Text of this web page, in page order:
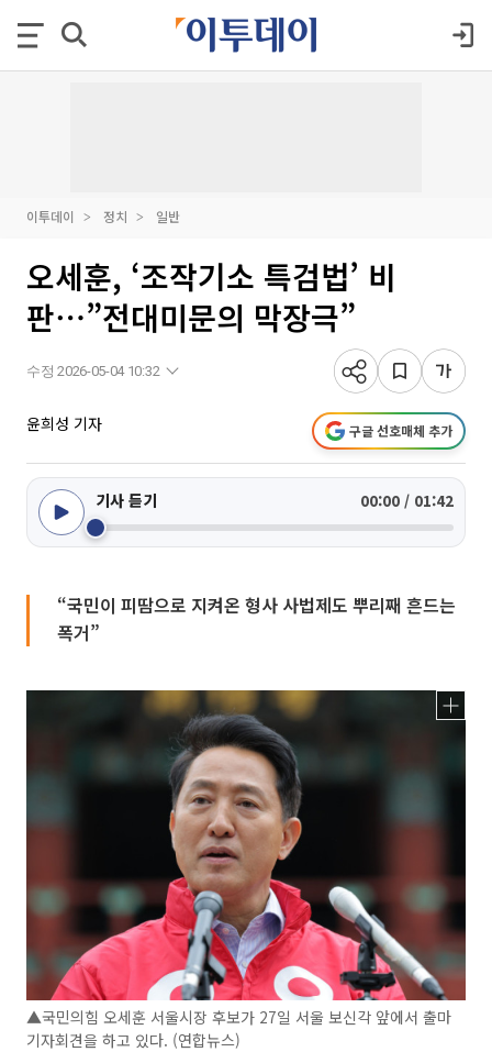
이투데이 정치 일반
오세훈, ‘조작기소 특검법’ 비
판⋯”전대미문의 막장극”
수정 2026-05-04 10:32
윤희성 기자 구글 선호매체 추가
기사 듣기 00:00 / 01:42
“국민이 피땀으로 지켜온 형사 사법제도 뿌리째 흔드는
폭거”
▲국민의힘 오세훈 서울시장 후보가 27일 서울 보신각 앞에서 출마
기자회견을 하고 있다. (연합뉴스)